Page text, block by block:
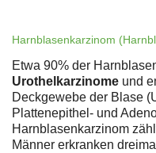
Harnblasenkarzinom
Etwa 90% der
Urothelkarzinome und
Deckgewebe der Blase
Plattenepithel- und
Harnblasenkarzinom
Männer erkranken